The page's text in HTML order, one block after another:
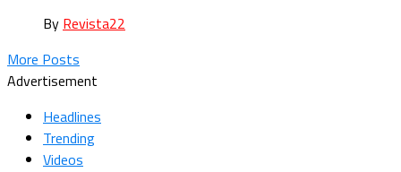
By Revista22
More Posts
Advertisement
Headlines
Trending
Videos